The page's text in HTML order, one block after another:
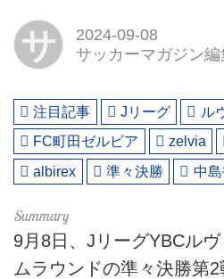
サ
2024-09-08
サッカーマガジン編
注目記事 Jリーグ
ル
FC町田ゼルビア
zelvia
albirex
準々決勝 中
9月8日、JリーグYBCル
ムラウンドの準々決勝第